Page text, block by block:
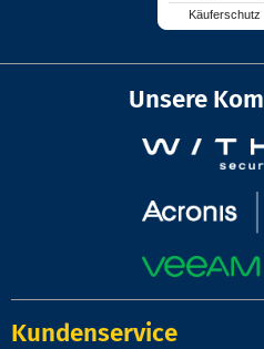
Käuferschutz
Unsere
Kundenservice